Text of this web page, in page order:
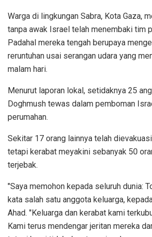
Warga di lingkungan Sabra, Kota Gaza,
tanpa awak Israel telah menembaki tim
Padahal mereka tengah berupaya
reruntuhan usai serangan udara yang
malam hari.
Menurut laporan lokal, setidaknya 25
Doghmush tewas dalam pemboman
perumahan.
Sekitar 17 orang lainnya telah
tetapi kerabat meyakini sebanyak 50
terjebak.
"Saya memohon kepada seluruh dunia:
kata salah satu anggota keluarga,
Ahad. "Keluarga dan kerabat kami
Kami terus mendengar jeritan mereka